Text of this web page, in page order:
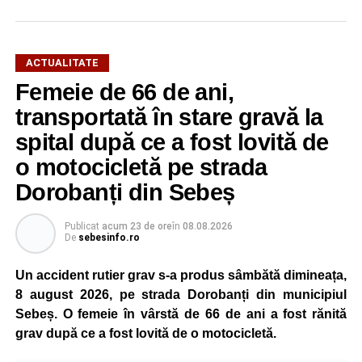
ACTUALITATE
Femeie de 66 de ani,
transportată în stare gravă la
spital după ce a fost lovită de
o motocicletă pe strada
Dorobanți din Sebeș
Publicat acum 23 de oreîn 08.08.2026
De sebesinfo.ro
Un accident rutier grav s-a produs sâmbătă dimineața,
8 august 2026, pe strada Dorobanți din municipiul
Sebeș. O femeie în vârstă de 66 de ani a fost rănită
grav după ce a fost lovită de o motocicletă.